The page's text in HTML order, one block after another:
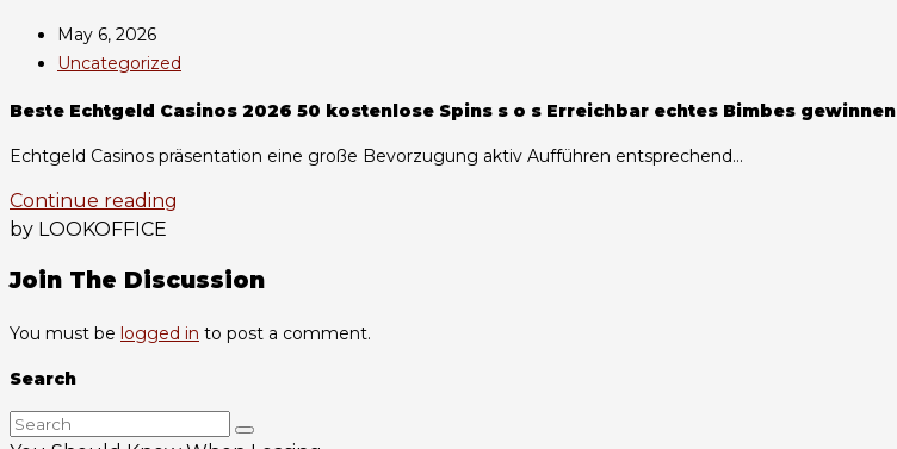
May 6, 2026
Uncategorized
Beste Echtgeld Casinos 2026 50 kostenlose Spins s o s Erreichbar echtes Bimbes gewinnen
Echtgeld Casinos präsentation eine große Bevorzugung aktiv Aufführen entsprechend...
Continue reading
by LOOKOFFICE
Join The Discussion
You must be logged in to post a comment.
Search